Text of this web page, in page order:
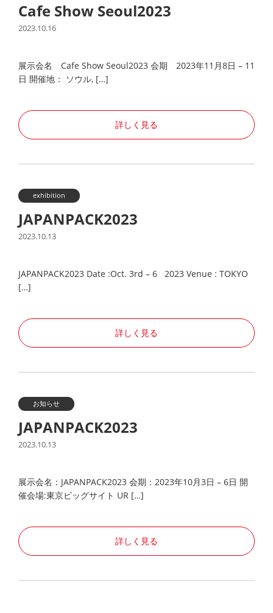
Cafe Show Seoul2023
2023.10.16
展示会名 Cafe Show Seoul2023 会期 2023年11月8日 – 11
日 開催地： ソウル, […]
詳しく見る
exhibition
JAPANPACK2023
2023.10.13
JAPANPACK2023 Date :Oct. 3rd – 6 2023 Venue : TOKYO
[…]
詳しく見る
お知らせ
JAPANPACK2023
2023.10.13
展示会名：JAPANPACK2023 会期：2023年10月3日 – 6日 開
催会場:東京ビッグサイト UR […]
詳しく見る